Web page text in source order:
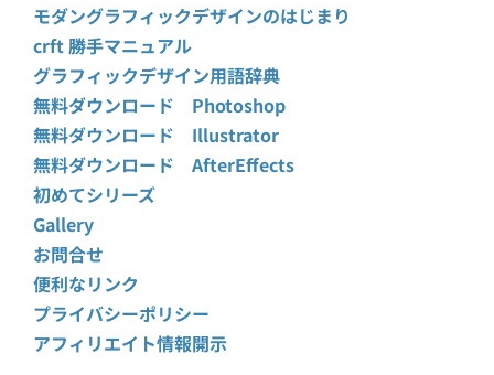
モダングラフィックデザインのはじまり
crft 勝手マニュアル
グラフィックデザイン用語辞典
無料ダウンロード Photoshop
無料ダウンロード Illustrator
無料ダウンロード AfterEffects
初めてシリーズ
Gallery
お問合せ
便利なリンク
プライバシーポリシー
アフィリエイト情報開示